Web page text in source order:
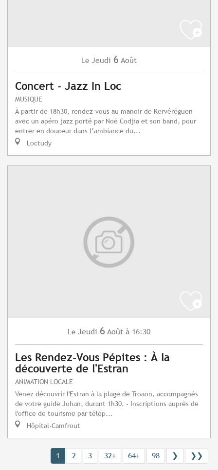
Le Jeudi 6 Août
Concert - Jazz In Loc
MUSIQUE
À partir de 18h30, rendez-vous au manoir de Kervéréguen
avec un apéro jazz porté par Noé Codjia et son band, pour
entrer en douceur dans l’ambiance du...
Loctudy
Le Jeudi 6 Août à 16:30
Les Rendez-Vous Pépites : À la
découverte de l'Estran
ANIMATION LOCALE
Venez découvrir l'Estran à la plage de Troaon, accompagnés
de votre guide Johan, durant 1h30. - Inscriptions auprès de
l'office de tourisme par télép...
Hôpital-Camfrout
1 2 3 32+ 64+ 98 ❯ ❯❯